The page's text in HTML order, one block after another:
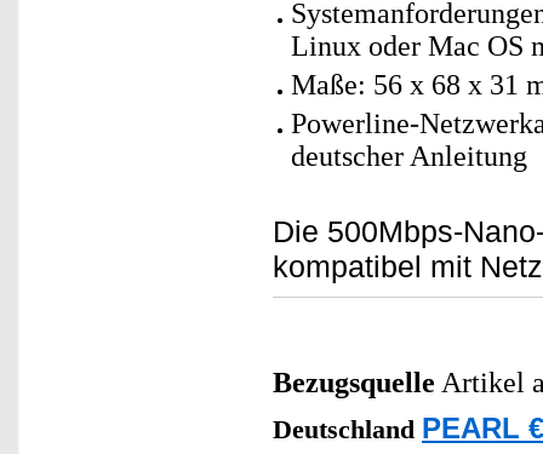
Linux oder Mac OS
Maße: 56 x 68 x 31
Powerline-
deutscher Anleitung
Die 500Mbps-
kompatibel mit
Bezugsquelle Artikel
Deutschland PEARL